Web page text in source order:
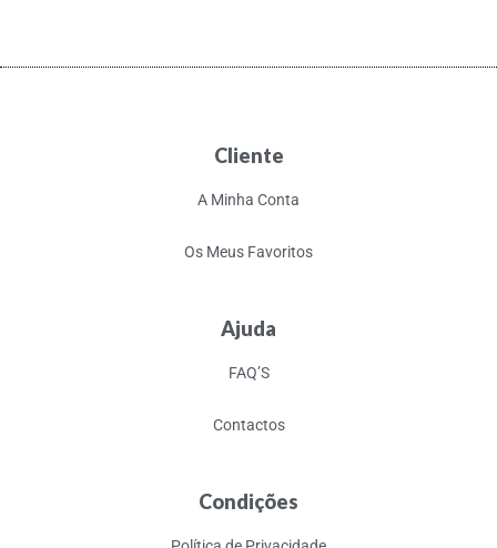
Cliente
A Minha Conta
Os Meus Favoritos
Ajuda
FAQ’S
Contactos
Condições